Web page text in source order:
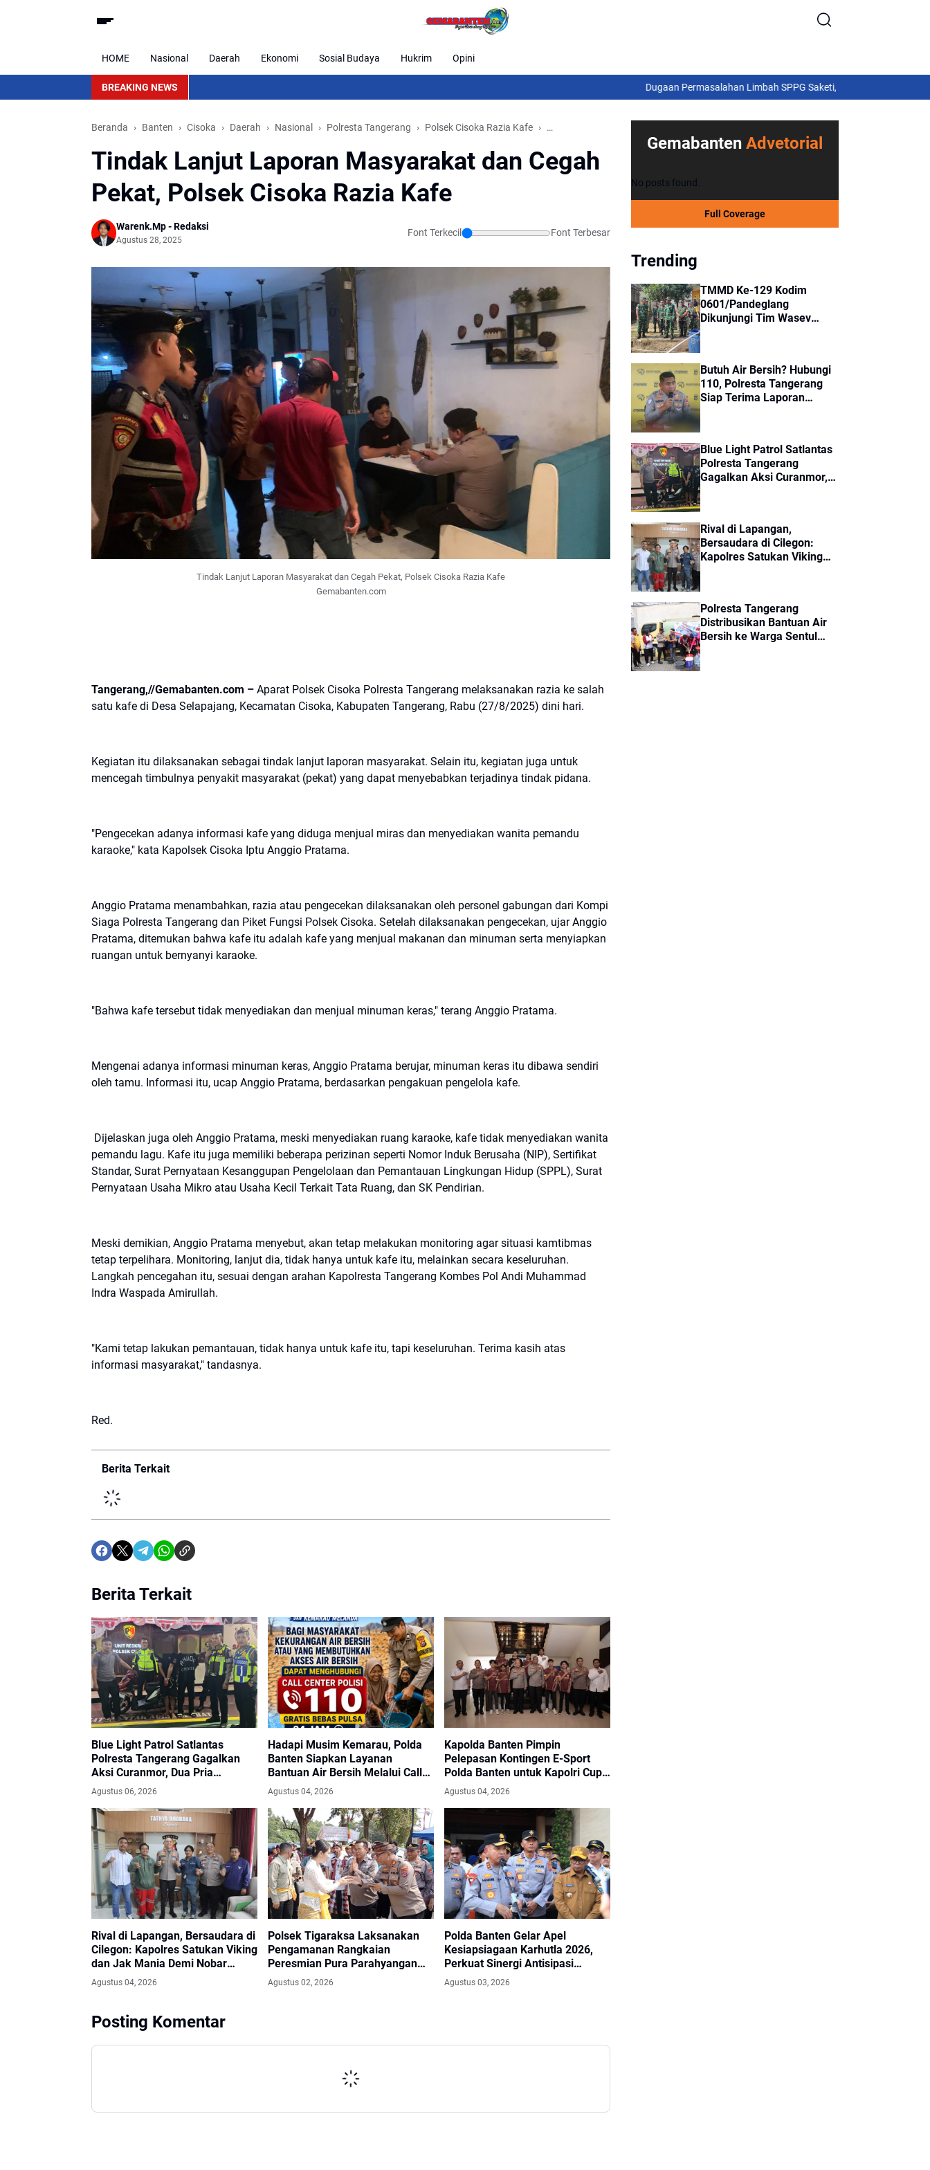
HOME Nasional Daerah Ekonomi Sosial Budaya Hukrim Opini
BREAKING NEWS Dugaan Permasalahan Limbah SPPG Saketi, FORJA Banten Dorong BGN
Beranda Banten Cisoka Daerah Nasional Polresta Tangerang Polsek Cisoka Razia Kafe Tangerang
Tindak Lanjut Laporan Masyarakat dan Cegah
Pekat, Polsek Cisoka Razia Kafe
Warenk.Mp - Redaksi
Agustus 28, 2025
Font Terkecil Font Terbesar
Tindak Lanjut Laporan Masyarakat dan Cegah Pekat, Polsek Cisoka Razia Kafe
Gemabanten.com
Tangerang,//Gemabanten.com – Aparat Polsek Cisoka Polresta Tangerang melaksanakan razia ke salah
satu kafe di Desa Selapajang, Kecamatan Cisoka, Kabupaten Tangerang, Rabu (27/8/2025) dini hari.
Kegiatan itu dilaksanakan sebagai tindak lanjut laporan masyarakat. Selain itu, kegiatan juga untuk
mencegah timbulnya penyakit masyarakat (pekat) yang dapat menyebabkan terjadinya tindak pidana.
"Pengecekan adanya informasi kafe yang diduga menjual miras dan menyediakan wanita pemandu
karaoke," kata Kapolsek Cisoka Iptu Anggio Pratama.
Anggio Pratama menambahkan, razia atau pengecekan dilaksanakan oleh personel gabungan dari Kompi
Siaga Polresta Tangerang dan Piket Fungsi Polsek Cisoka. Setelah dilaksanakan pengecekan, ujar Anggio
Pratama, ditemukan bahwa kafe itu adalah kafe yang menjual makanan dan minuman serta menyiapkan
ruangan untuk bernyanyi karaoke.
"Bahwa kafe tersebut tidak menyediakan dan menjual minuman keras," terang Anggio Pratama.
Mengenai adanya informasi minuman keras, Anggio Pratama berujar, minuman keras itu dibawa sendiri
oleh tamu. Informasi itu, ucap Anggio Pratama, berdasarkan pengakuan pengelola kafe.
Dijelaskan juga oleh Anggio Pratama, meski menyediakan ruang karaoke, kafe tidak menyediakan wanita
pemandu lagu. Kafe itu juga memiliki beberapa perizinan seperti Nomor Induk Berusaha (NIP), Sertifikat
Standar, Surat Pernyataan Kesanggupan Pengelolaan dan Pemantauan Lingkungan Hidup (SPPL), Surat
Pernyataan Usaha Mikro atau Usaha Kecil Terkait Tata Ruang, dan SK Pendirian.
Meski demikian, Anggio Pratama menyebut, akan tetap melakukan monitoring agar situasi kamtibmas
tetap terpelihara. Monitoring, lanjut dia, tidak hanya untuk kafe itu, melainkan secara keseluruhan.
Langkah pencegahan itu, sesuai dengan arahan Kapolresta Tangerang Kombes Pol Andi Muhammad
Indra Waspada Amirullah.
"Kami tetap lakukan pemantauan, tidak hanya untuk kafe itu, tapi keseluruhan. Terima kasih atas
informasi masyarakat," tandasnya.
Red.
Berita Terkait
Berita Terkait
Blue Light Patrol Satlantas
Polresta Tangerang Gagalkan
Aksi Curanmor, Dua Pria
Diamankan
Agustus 06, 2026
Hadapi Musim Kemarau, Polda
Banten Siapkan Layanan
Bantuan Air Bersih Melalui Call
Center 110
Agustus 04, 2026
Kapolda Banten Pimpin
Pelepasan Kontingen E-Sport
Polda Banten untuk Kapolri Cup
2026
Agustus 04, 2026
Rival di Lapangan, Bersaudara di
Cilegon: Kapolres Satukan Viking
dan Jak Mania Demi Nobar
Damai Piala Presiden 2026
Agustus 04, 2026
Polsek Tigaraksa Laksanakan
Pengamanan Rangkaian
Peresmian Pura Parahyangan
Agung Bhuwana Raksati, Wujud
Sinergi Menjaga Kerukunan
Agustus 02, 2026
Polda Banten Gelar Apel
Kesiapsiagaan Karhutla 2026,
Perkuat Sinergi Antisipasi
Bencana
Agustus 03, 2026
Posting Komentar
Gemabanten Advetorial
No posts found.
Full Coverage
Trending
TMMD Ke-129 Kodim
0601/Pandeglang
Dikunjungi Tim Wasev
Butuh Air Bersih? Hubungi
110, Polresta Tangerang
Siap Terima Laporan
Blue Light Patrol Satlantas
Polresta Tangerang
Gagalkan Aksi Curanmor,
Rival di Lapangan,
Bersaudara di Cilegon:
Kapolres Satukan Viking
Polresta Tangerang
Distribusikan Bantuan Air
Bersih ke Warga Sentul